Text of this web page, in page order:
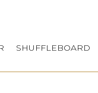
SHUFFLEBOARD